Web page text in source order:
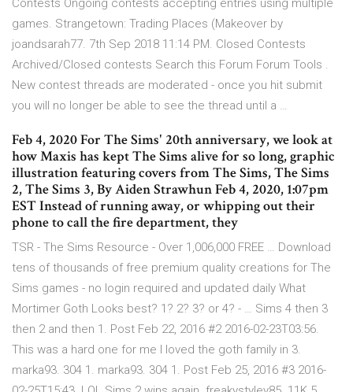
Contests Ongoing contests accepting entries using multiple
games. Strangetown: Trading Places (Makeover by
joandsarah77. 7th Sep 2018 11:14 PM. Closed Contests
Archived/Closed contests Search this Forum Forum Tools .
New contest threads are moderated - once you hit submit
you will no longer be able to see the thread until a …
Feb 4, 2020 For The Sims' 20th anniversary, we look at
how Maxis has kept The Sims alive for so long, graphic
illustration featuring covers from The Sims, The Sims
2, The Sims 3, By Aiden Strawhun Feb 4, 2020, 1:07pm
EST Instead of running away, or whipping out their
phone to call the fire department, they
TSR - The Sims Resource - Over 1,006,000 FREE … Download
tens of thousands of free premium quality creations for The
Sims games - no login required and updated daily What
Mortimer Goth Looks best? 1? 2? 3? or 4? - … Sims 4 then 3
then 2 and then 1. Post Feb 22, 2016 #2 2016-02-23T03:56.
This was a hard one for me I loved the goth family in 3.
marka93. 304 1. marka93. 304 1. Post Feb 25, 2016 #3 2016-